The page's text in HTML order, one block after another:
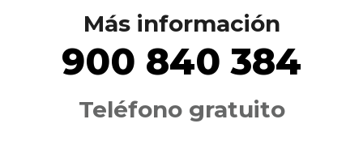
Más información
900 840 384
Teléfono gratuito